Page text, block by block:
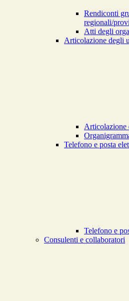
Rendiconti
regionali/
Atti degli
Articolazione degli
Telefono e posta
Telefono e
Consulenti e collaboratori